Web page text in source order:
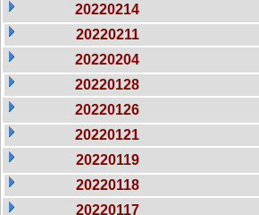
20220214
20220211
20220204
20220128
20220126
20220121
20220119
20220118
20220117